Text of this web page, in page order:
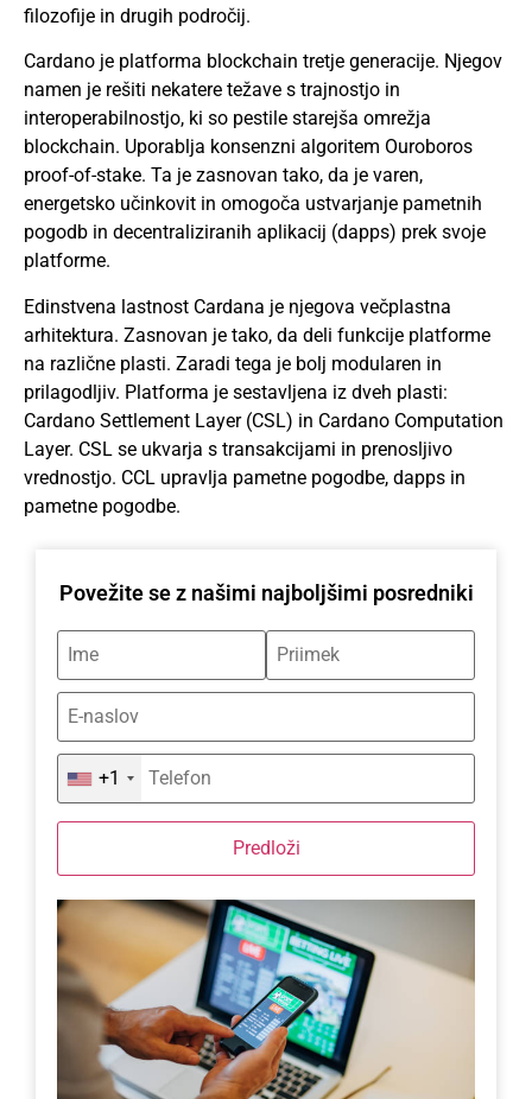
filozofije in drugih področij.
Cardano je platforma blockchain tretje generacije. Njegov
namen je rešiti nekatere težave s trajnostjo in
interoperabilnostjo, ki so pestile starejša omrežja
blockchain. Uporablja konsenzni algoritem Ouroboros
proof-of-stake. Ta je zasnovan tako, da je varen,
energetsko učinkovit in omogoča ustvarjanje pametnih
pogodb in decentraliziranih aplikacij (dapps) prek svoje
platforme.
Edinstvena lastnost Cardana je njegova večplastna
arhitektura. Zasnovan je tako, da deli funkcije platforme
na različne plasti. Zaradi tega je bolj modularen in
prilagodljiv. Platforma je sestavljena iz dveh plasti:
Cardano Settlement Layer (CSL) in Cardano Computation
Layer. CSL se ukvarja s transakcijami in prenosljivo
vrednostjo. CCL upravlja pametne pogodbe, dapps in
pametne pogodbe.
Povežite se z našimi najboljšimi posredniki
+1
Predloži